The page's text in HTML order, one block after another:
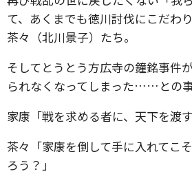
て、あくまでも徳川討伐にこだわ
茶々（北川景子）たち。
そしてとうとう方広寺の鐘銘事件
られなくなってしまった……との事
家康「戦を求める者に、天下を渡す
茶々「家康を倒して手に入れてこ
ろう？」